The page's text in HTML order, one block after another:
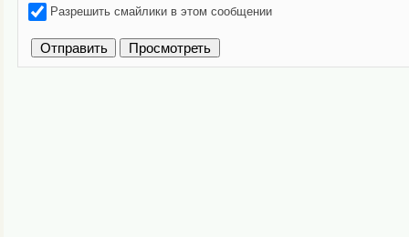
Разрешить смайлики в этом сообщении